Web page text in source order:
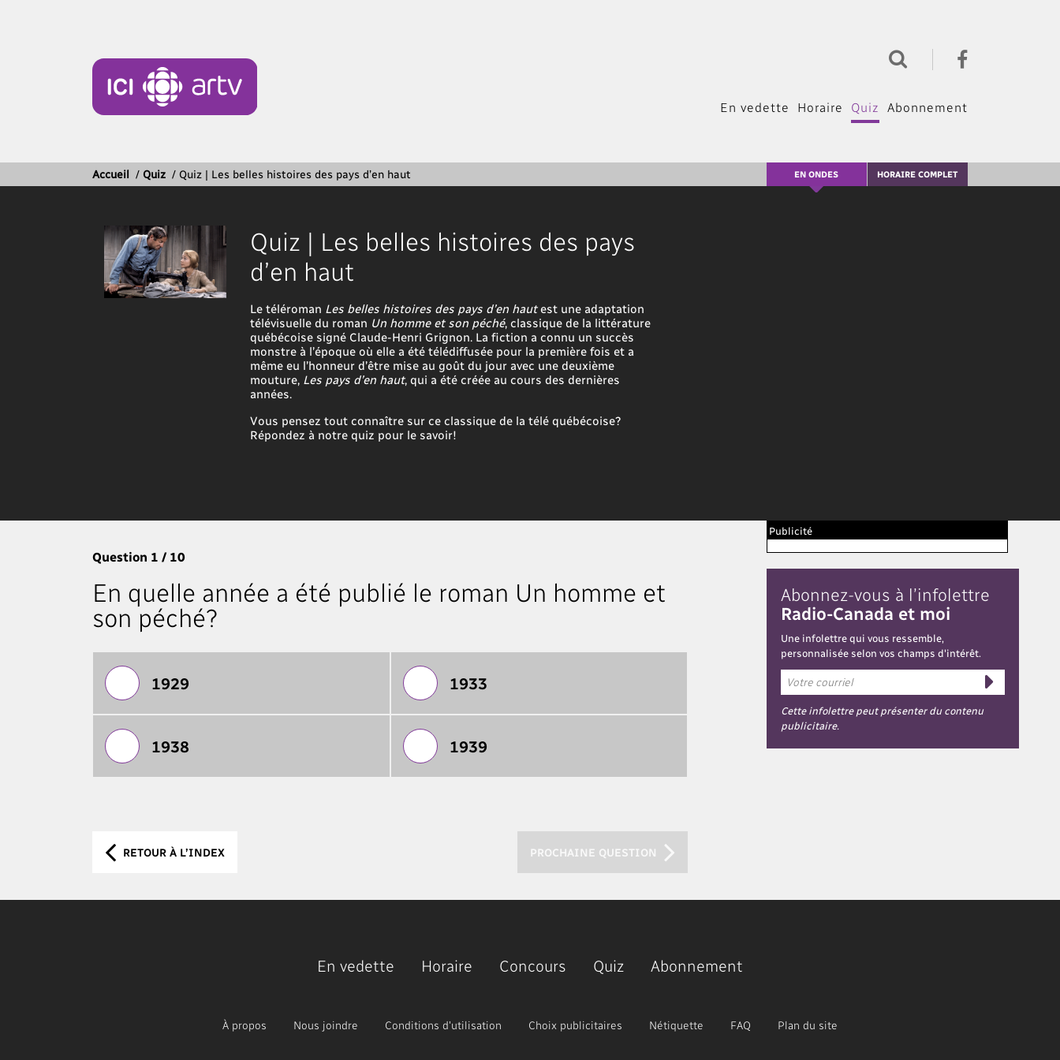
En vedette Horaire Quiz Abonnement
Accueil / Quiz / Quiz | Les belles histoires des pays d’en haut EN ONDES HORAIRE COMPLET
Quiz | Les belles histoires des pays
d’en haut
Le téléroman Les belles histoires des pays d’en hautest une adaptation
télévisuelle du roman Un homme et son péché, classique de la littérature
québécoise signé Claude-Henri Grignon. La fiction a connu un succès
monstre à l’époque où elle a été télédiffusée pour la première fois et a
même eu l’honneur d’être mise au goût du jour avec une deuxième
mouture, Les pays d’en haut, qui a été créée au cours des dernières
années.
Vous pensez tout connaître sur ce classique de la télé québécoise?
Répondez à notre quiz pour le savoir!
Question 1 / 10
En quelle année a été publié le roman Un homme et
son péché?
1929 1933
1938 1939
RETOUR À L’INDEX PROCHAINE QUESTION
Publicité
Abonnez-vous à l’infolettre
Radio-Canada et moi
Une infolettre qui vous ressemble,
personnalisée selon vos champs d'intérêt.
Cette infolettre peut présenter du contenu
publicitaire.
En vedette Horaire Concours Quiz Abonnement
À propos Nous joindre Conditions d'utilisation Choix publicitaires Nétiquette FAQ Plan du site